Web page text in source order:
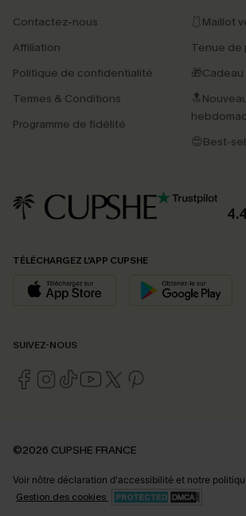
Contactez-nous
Affiliation
Politique de confidentialité
Termes & Conditions
Programme de fidélité
🩱Maillot
Tenue de
😍Best-
4.4
TÉLÉCHARGEZ L’APP CUPSHE
SUIVEZ-NOUS
©2026 CUPSHE FRANCE
Voir nôtre déclaration d'accessibilité et notre
Gestion des cookies
*Un code par commande, valable une
marketing (y compris du contenu généré par l'IA) de
pouvons utiliser les données collectées sur notre
technologies de suivi, telles que des pixels intégrés